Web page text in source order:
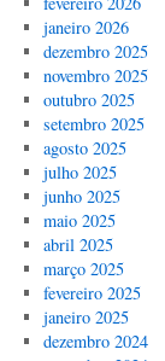
janeiro 2026
dezembro 2025
novembro 2025
outubro 2025
setembro 2025
agosto 2025
julho 2025
junho 2025
maio 2025
abril 2025
março 2025
fevereiro 2025
janeiro 2025
dezembro 2024